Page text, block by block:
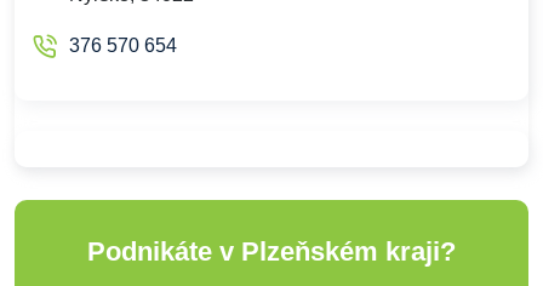
376 570 654
Podnikáte v Plzeňském kraji?